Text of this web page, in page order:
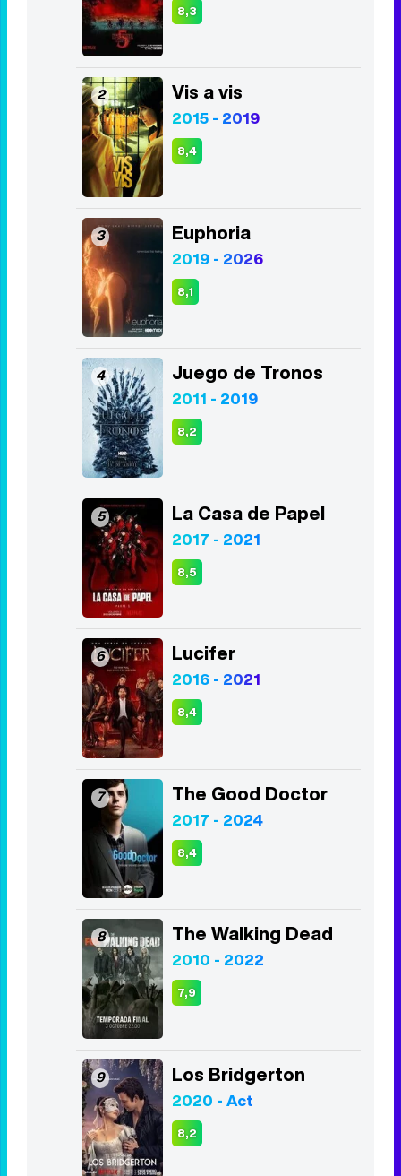
8,3
2 Vis a vis
2015 - 2019
8,4
3 Euphoria
2019 - 2026
8,1
4 Juego de Tronos
2011 - 2019
8,2
5 La Casa de Papel
2017 - 2021
8,5
6 Lucifer
2016 - 2021
8,4
7 The Good Doctor
2017 - 2024
8,4
8 The Walking Dead
2010 - 2022
7,9
9 Los Bridgerton
2020 - Act
8,2